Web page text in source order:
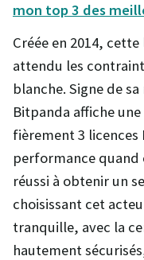
mon top 3 des
Créée en 2014,
attendu les
blanche. Signe de
Bitpanda affiche
fièrement 3 licences
performance quand
réussi à obtenir un
choisissant cet
tranquille, avec la
hautement